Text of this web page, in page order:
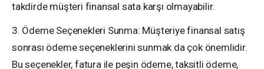
takdirde müşteri finansal sata karşı olmayabilir.
3. Ödeme Seçenekleri Sunma: Müşteriye finansal satış
sonrası ödeme seçeneklerini sunmak da çok önemlidir.
Bu seçenekler, fatura ile peşin ödeme, taksitli ödeme,